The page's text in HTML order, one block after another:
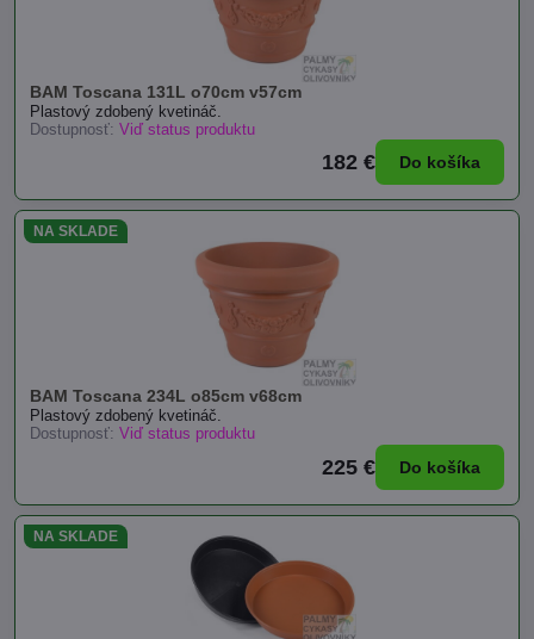
BAM Toscana 131L o70cm v57cm
Plastový zdobený kvetináč.
Dostupnosť: Viď status produktu
182 € Do košíka
BAM Toscana 234L o85cm v68cm
NA SKLADE
Plastový zdobený kvetináč.
Dostupnosť: Viď status produktu
225 € Do košíka
NA SKLADE